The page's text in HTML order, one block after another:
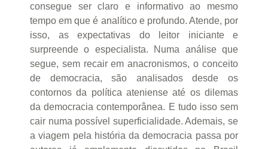
consegue ser claro e informativo ao mesmo
tempo em que é analítico e profundo. Atende, por
isso, as expectativas do leitor iniciante e
surpreende o especialista. Numa análise que
segue, sem recair em anacronismos, o conceito
de democracia, são analisados desde os
contornos da política ateniense até os dilemas
da democracia contemporânea. E tudo isso sem
cair numa possível superficialidade. Ademais, se
a viagem pela história da democracia passa por